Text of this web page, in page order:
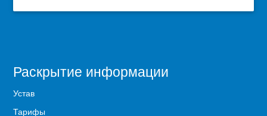
Раскрытие информации
Устав
Тарифы